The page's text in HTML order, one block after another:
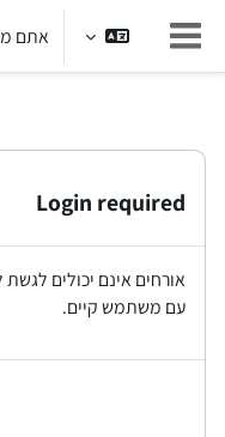
חלון סקירה צדדי
אתם
Login required
אורחים אינם יכולים
עם משתמש קיים.